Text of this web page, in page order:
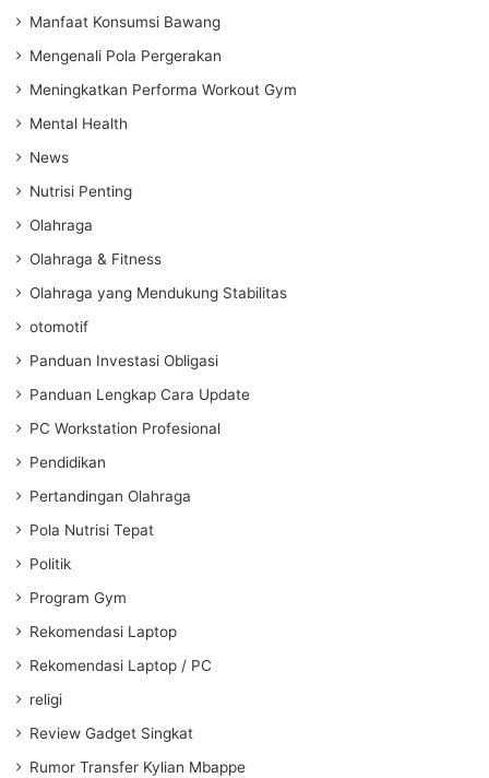
Manfaat Konsumsi Bawang
Mengenali Pola Pergerakan
Meningkatkan Performa Workout Gym
Mental Health
News
Nutrisi Penting
Olahraga
Olahraga & Fitness
Olahraga yang Mendukung Stabilitas
otomotif
Panduan Investasi Obligasi
Panduan Lengkap Cara Update
PC Workstation Profesional
Pendidikan
Pertandingan Olahraga
Pola Nutrisi Tepat
Politik
Program Gym
Rekomendasi Laptop
Rekomendasi Laptop / PC
religi
Review Gadget Singkat
Rumor Transfer Kylian Mbappe